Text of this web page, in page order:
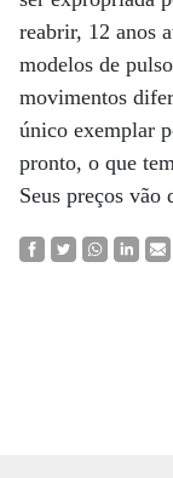
reabrir, 12 anos
modelos de
movimentos
único exemplar
pronto, o que
Seus preços